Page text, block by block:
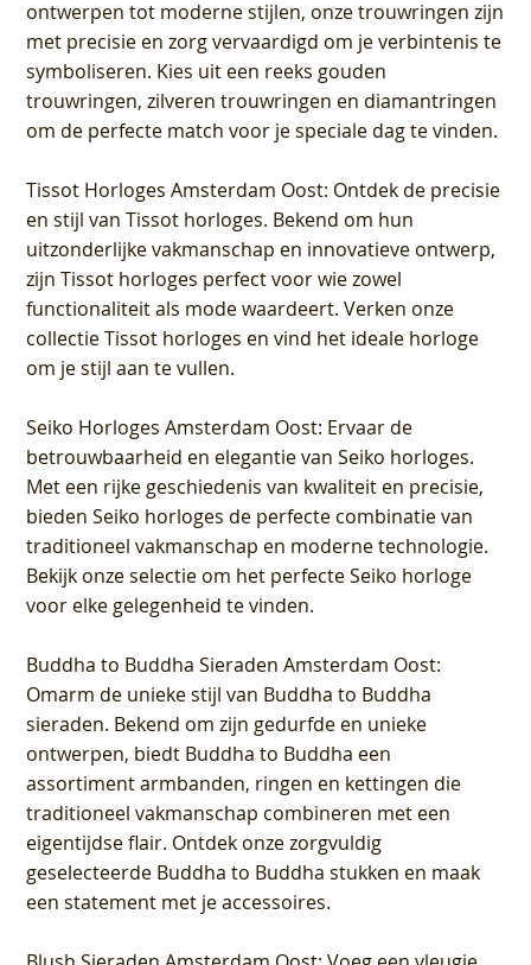
ontwerpen tot moderne stijlen, onze trouwringen zijn
met precisie en zorg vervaardigd om je verbintenis te
symboliseren. Kies uit een reeks gouden
trouwringen, zilveren trouwringen en diamantringen
om de perfecte match voor je speciale dag te vinden.
Tissot Horloges Amsterdam Oost: Ontdek de precisie
en stijl van Tissot horloges. Bekend om hun
uitzonderlijke vakmanschap en innovatieve ontwerp,
zijn Tissot horloges perfect voor wie zowel
functionaliteit als mode waardeert. Verken onze
collectie Tissot horloges en vind het ideale horloge
om je stijl aan te vullen.
Seiko Horloges Amsterdam Oost: Ervaar de
betrouwbaarheid en elegantie van Seiko horloges.
Met een rijke geschiedenis van kwaliteit en precisie,
bieden Seiko horloges de perfecte combinatie van
traditioneel vakmanschap en moderne technologie.
Bekijk onze selectie om het perfecte Seiko horloge
voor elke gelegenheid te vinden.
Buddha to Buddha Sieraden Amsterdam Oost:
Omarm de unieke stijl van Buddha to Buddha
sieraden. Bekend om zijn gedurfde en unieke
ontwerpen, biedt Buddha to Buddha een
assortiment armbanden, ringen en kettingen die
traditioneel vakmanschap combineren met een
eigentijdse flair. Ontdek onze zorgvuldig
geselecteerde Buddha to Buddha stukken en maak
een statement met je accessoires.